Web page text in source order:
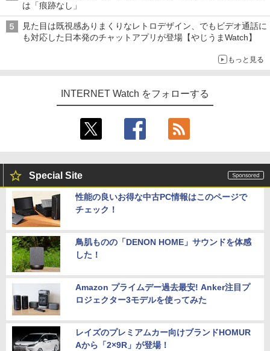
は「痕跡なし」
見た目は既視感ありまくりなレトロデザイン、でもビデオ通話に
も対応した日本発のチャットアプリが登場【やじうまWatch】
もっと見る
INTERNET Watch をフォローする
Special Site
性能の良いお得な中古PC情報はこのページで
チェック！
鳥肌ものの「DENON HOME」サウンドを体感
した！
Amazon プライムデー過去最安! Anker注目プ
ロジェクター3モデルを使ってみた
レイズのプレミアムカー向けブランドHOMUR
Aから「2×9R」が登場！